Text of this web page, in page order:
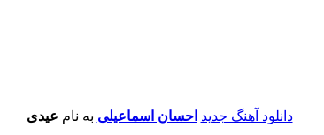
دانلود آهنگ جدید احسان اسماعیلی به نام عیدی